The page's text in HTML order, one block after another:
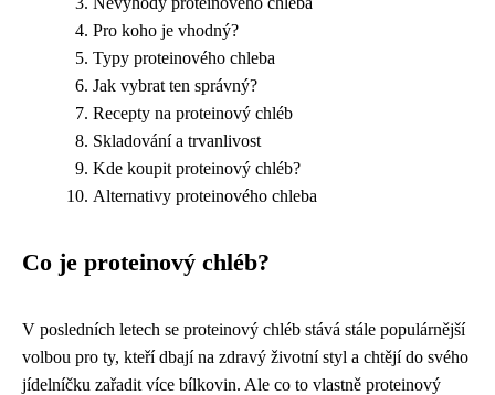
Pro koho je vhodný?
Typy proteinového chleba
Jak vybrat ten správný?
Recepty na proteinový chléb
Skladování a trvanlivost
Kde koupit proteinový chléb?
Alternativy proteinového chleba
Co je proteinový chléb?
V posledních letech se proteinový chléb stává stále populárnější
volbou pro ty, kteří dbají na zdravý životní styl a chtějí do svého
jídelníčku zařadit více bílkovin. Ale co to vlastně proteinový